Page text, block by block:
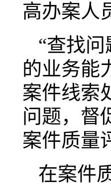
高办案人
“查找
的业务能
案件线索
问题，督
案件质量
在案件